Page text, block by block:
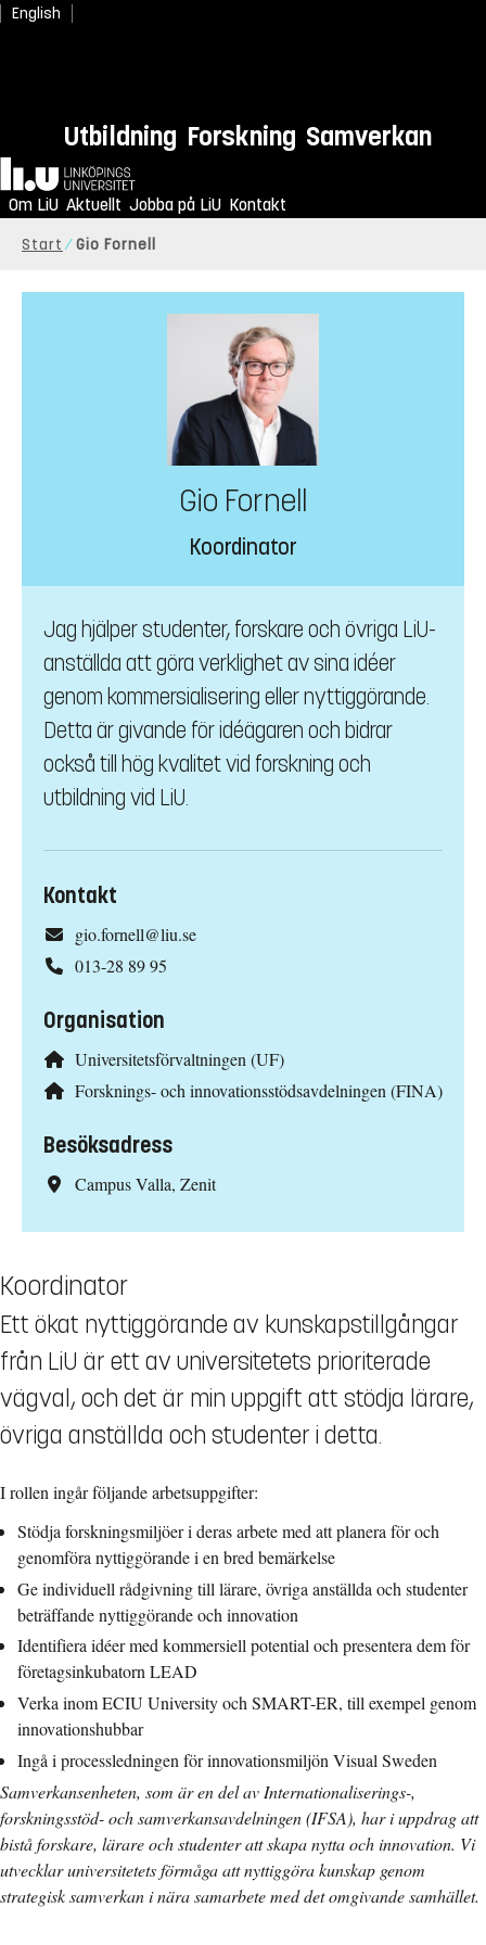
English
Utbildning Forskning Samverkan
Hem
Om LiU Aktuellt Jobba på LiU Kontakt
Start Gio Fornell
Gio Fornell
Koordinator
Jag hjälper studenter, forskare och övriga LiU-
anställda att göra verklighet av sina idéer
genom kommersialisering eller nyttiggörande.
Detta är givande för idéägaren och bidrar
också till hög kvalitet vid forskning och
utbildning vid LiU.
Kontakt
gio.fornell@liu.se
013-28 89 95
Organisation
Universitetsförvaltningen (UF)
Forsknings- och innovationsstödsavdelningen (FINA)
Besöksadress
Campus Valla, Zenit
Koordinator
Ett ökat nyttiggörande av kunskapstillgångar
från LiU är ett av universitetets prioriterade
vägval, och det är min uppgift att stödja lärare,
övriga anställda och studenter i detta.
I rollen ingår följande arbetsuppgifter:
Stödja forskningsmiljöer i deras arbete med att planera för och
genomföra nyttiggörande i en bred bemärkelse
Ge individuell rådgivning till lärare, övriga anställda och studenter
beträffande nyttiggörande och innovation
Identifiera idéer med kommersiell potential och presentera dem för
företagsinkubatorn LEAD
Verka inom ECIU University och SMART-ER, till exempel genom
innovationshubbar
Ingå i processledningen för innovationsmiljön Visual Sweden
Samverkansenheten, som är en del av Internationaliserings-,
forskningsstöd- och samverkansavdelningen (IFSA), har i uppdrag att
bistå forskare, lärare och studenter att skapa nytta och innovation. Vi
utvecklar universitetets förmåga att nyttiggöra kunskap genom
strategisk samverkan i nära samarbete med det omgivande samhället.